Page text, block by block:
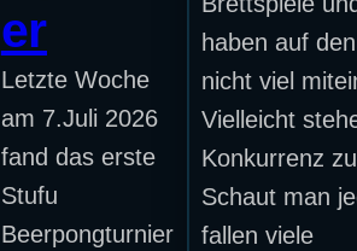
er
Letzte Woche
am 7.Juli 2026
fand das erste
Stufu
Beerpongturnier
haben auf
nicht viel
Vielleicht
Konkurrenz
Schaut man
fallen viele